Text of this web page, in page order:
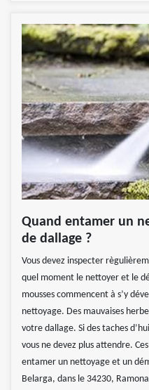
Quand entamer un
de dallage ?
Vous devez inspecter
quel moment le nettoyer et le
mousses commencent à s’y
nettoyage. Des mauvaises
votre dallage. Si des taches
vous ne devez plus attendre.
entamer un nettoyage et un
Belarga, dans le 34230,